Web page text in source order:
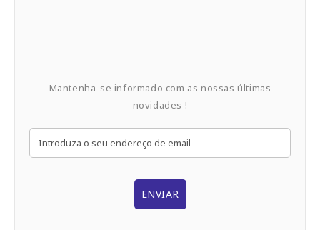
Mantenha-se informado com as nossas últimas
novidades !
ENVIAR